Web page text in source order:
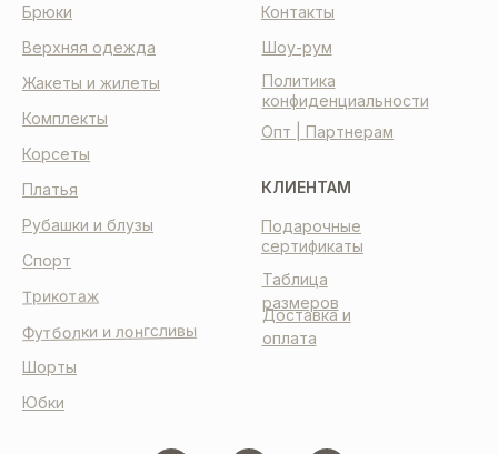
КЛИЕНТАМ
Таблица
размеров
Доставка и
оплата
Подарочные
сертификаты
Контакты
Шоу-рум
Политика
конфиденциальности
Опт | Партнерам
Корсеты
Платья
Комплекты
Шорты
Спорт
Рубашки и блузы
Брюки
Жакеты и жилеты
Трикотаж
Футболки и лонгсливы
Верхняя одежда
Юбки